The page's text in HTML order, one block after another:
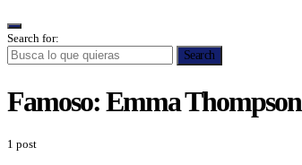
Search for:
Search
Famoso:Emma Thompson
1 post